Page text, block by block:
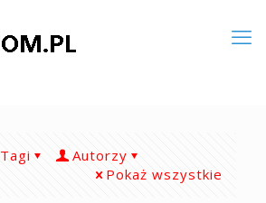
Tagi
Autorzy
Pokaż wszystkie